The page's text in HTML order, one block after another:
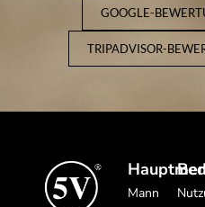
GOOGLE-
TRIPADVISOR-
Mann